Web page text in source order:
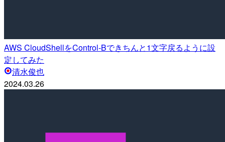
AWS CloudShellをControl-Bできちんと1文字戻るように設
定してみた
清水俊也
2024.03.26